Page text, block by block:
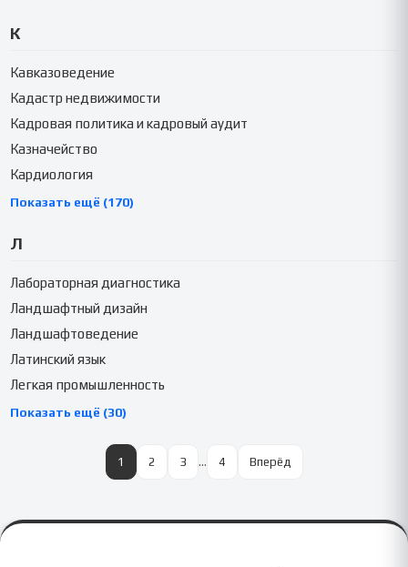
К
Кавказоведение
Кадастр недвижимости
Кадровая политика и кадровый аудит
Казначейство
Кардиология
Показать ещё (170)
Л
Лабораторная диагностика
Ландшафтный дизайн
Ландшафтоведение
Латинский язык
Легкая промышленность
Показать ещё (30)
1 2 3 … 4 Вперёд